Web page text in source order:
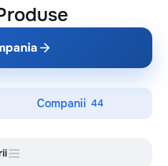
Companii 44